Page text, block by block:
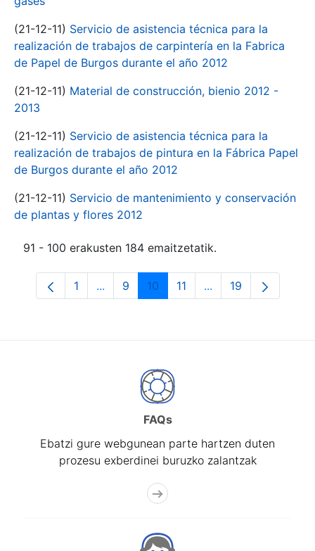
(21-12-11) Servicio de asistencia técnica para la
realización de trabajos de carpintería en la Fabrica
de Papel de Burgos durante el año 2012
(21-12-11) Material de construcción, bienio 2012 -
2013
(21-12-11) Servicio de asistencia técnica para la
realización de trabajos de pintura en la Fábrica Papel
de Burgos durante el año 2012
(21-12-11) Servicio de mantenimiento y conservación
de plantas y flores 2012
91 - 100 erakusten 184 emaitzetatik.
Orrialdea
1 ...Intermediate Pages Use TAB to
Orrialdea
9 Orrialdea
10 Orrialdea
11 ...Intermediate Pages
Orrialdea
19
FAQs
Ebatzi gure webgunean parte hartzen duten
prozesu exberdinei buruzko zalantzak